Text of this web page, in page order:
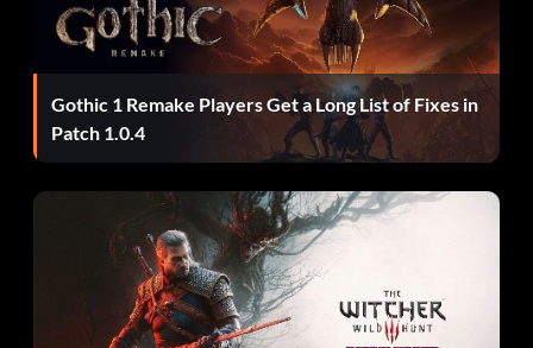
Gothic 1 Remake Players Get a Long List of Fixes in
Patch 1.0.4